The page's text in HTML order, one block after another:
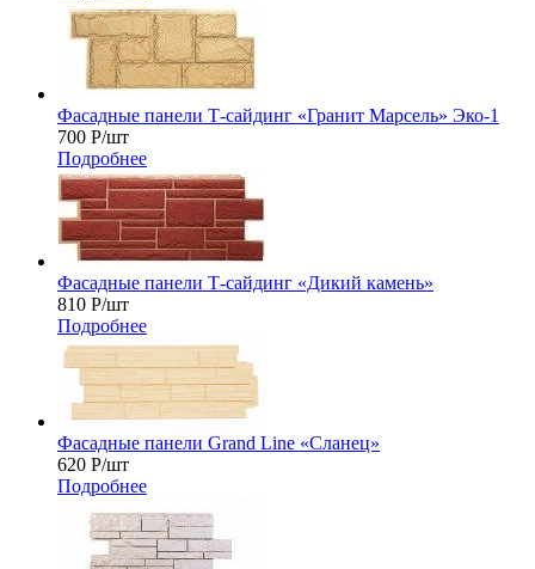
Фасадные панели Т-сайдинг «Гранит Марсель» Эко-1
700 Р/шт
Подробнее
Фасадные панели Т-сайдинг «Дикий камень»
810 Р/шт
Подробнее
Фасадные панели Grand Line «Сланец»
620 Р/шт
Подробнее